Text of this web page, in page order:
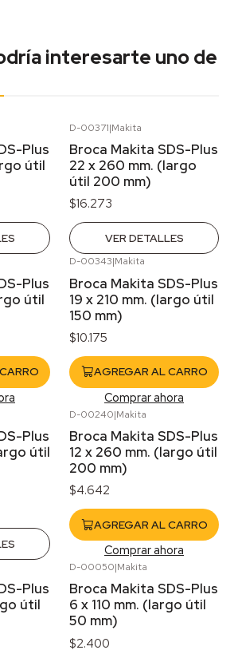
interesarte uno de
Plus
útil
D-00371|Makita
Broca Makita SDS-Plus
22 x 260 mm. (largo
útil 200 mm)
$16.273
VER DETALLES
Plus
útil
D-00343|Makita
Broca Makita SDS-Plus
19 x 210 mm. (largo útil
150 mm)
$10.175
AGREGAR AL CARRO
Comprar ahora
Plus
útil
D-00240|Makita
Broca Makita SDS-Plus
12 x 260 mm. (largo útil
200 mm)
$4.642
AGREGAR AL CARRO
Comprar ahora
Plus
útil
D-00050|Makita
Broca Makita SDS-Plus
6 x 110 mm. (largo útil
50 mm)
$2.400